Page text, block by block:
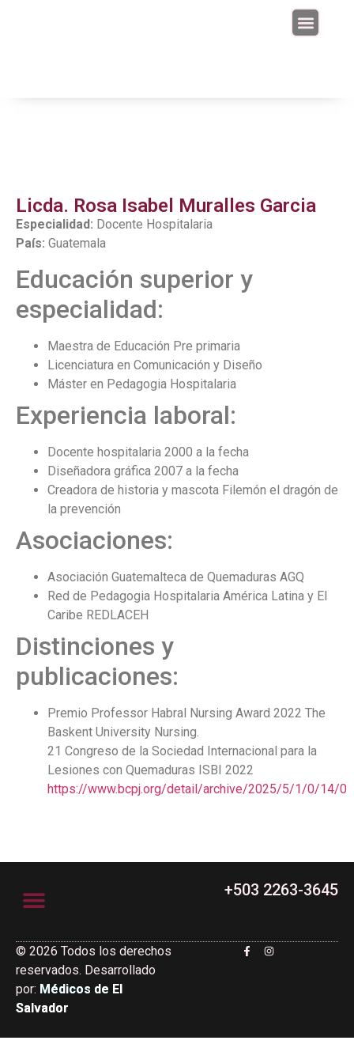
Licda. Rosa Isabel Muralles Garcia
Especialidad: Docente Hospitalaria
País: Guatemala
Educación superior y
especialidad:
Maestra de Educación Pre primaria
Licenciatura en Comunicación y Diseño
Máster en Pedagogia Hospitalaria
Experiencia laboral:
Docente hospitalaria 2000 a la fecha
Diseñadora gráfica 2007 a la fecha
Creadora de historia y mascota Filemón el dragón de
la prevención
Asociaciones:
Asociación Guatemalteca de Quemaduras AGQ
Red de Pedagogia Hospitalaria América Latina y El
Caribe REDLACEH
Distinciones y
publicaciones:
Premio Professor Habral Nursing Award 2022 The
Baskent University Nursing.
21 Congreso de la Sociedad Internacional para la
Lesiones con Quemaduras ISBI 2022
https://www.bcpj.org/detail/archive/2025/5/1/0/14/0
+503 2263-3645
© 2026 Todos los derechos
reservados. Desarrollado
por: Médicos de El
Salvador